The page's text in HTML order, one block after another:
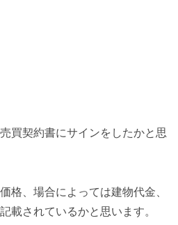
買契約書にサインをしたかと思
格、場合によっては建物代金、
載されているかと思います。